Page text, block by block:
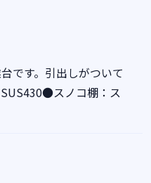
です。引出しがついて
スノコ棚：ス